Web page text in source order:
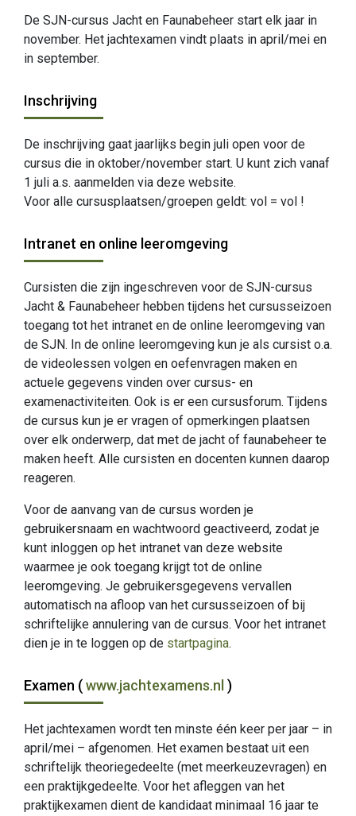
De SJN-cursus Jacht en Faunabeheer start elk jaar in
november. Het jachtexamen vindt plaats in april/mei en
in september.
Inschrijving
De inschrijving gaat jaarlijks begin juli open voor de
cursus die in oktober/november start. U kunt zich vanaf
1 juli a.s. aanmelden via deze website.
Voor alle cursusplaatsen/groepen geldt: vol = vol !
Intranet en online leeromgeving
Cursisten die zijn ingeschreven voor de SJN-cursus
Jacht & Faunabeheer hebben tijdens het cursusseizoen
toegang tot het intranet en de online leeromgeving van
de SJN. In de online leeromgeving kun je als cursist o.a.
de videolessen volgen en oefenvragen maken en
actuele gegevens vinden over cursus- en
examenactiviteiten. Ook is er een cursusforum. Tijdens
de cursus kun je er vragen of opmerkingen plaatsen
over elk onderwerp, dat met de jacht of faunabeheer te
maken heeft. Alle cursisten en docenten kunnen daarop
reageren.
Voor de aanvang van de cursus worden je
gebruikersnaam en wachtwoord geactiveerd, zodat je
kunt inloggen op het intranet van deze website
waarmee je ook toegang krijgt tot de online
leeromgeving. Je gebruikersgegevens vervallen
automatisch na afloop van het cursusseizoen of bij
schriftelijke annulering van de cursus. Voor het intranet
dien je in te loggen op de startpagina.
Examen (www.jachtexamens.nl )
Het jachtexamen wordt ten minste één keer per jaar – in
april/mei – afgenomen. Het examen bestaat uit een
schriftelijk theoriegedeelte (met meerkeuzevragen) en
een praktijkgedeelte. Voor het afleggen van het
praktijkexamen dient de kandidaat minimaal 16 jaar te